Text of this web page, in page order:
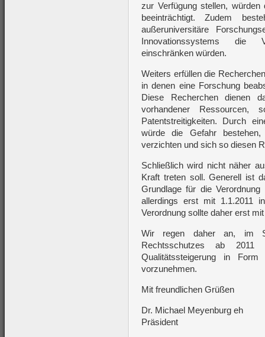
zur Verfügung stellen,
beeinträchtigt. Zudem
außeruniversitäre
Innovationssystems die
einschränken würden.
Weiters erfüllen die
in denen eine Forschung
Diese Recherchen dienen
vorhandener
Patentstreitigkeiten. Durch
würde die Gefahr
verzichten und sich so diesen
Schließlich wird nicht näher
Kraft treten soll. Generell ist
Grundlage für die
allerdings erst mit 1.1.2011
Verordnung sollte daher erst
Wir regen daher an, im
Rechtsschutzes ab 2011
Qualitätssteigerung in Form
vorzunehmen.
Mit freundlichen Grüßen
Dr. Michael Meyenburg eh
Präsident